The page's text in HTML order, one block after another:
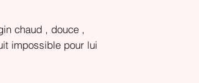
chaud , douce ,
impossible pour lui